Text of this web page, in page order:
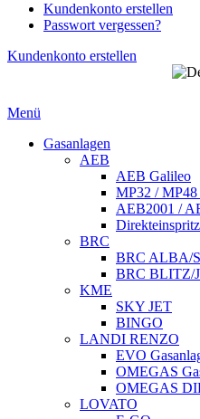
Kundenkonto erstellen
Passwort vergessen?
Kundenkonto erstellen
Menü
Gasanlagen
AEB
AEB Galileo
MP32 /
AEB2001 /
BRC
BRC ALBA/
BRC BLITZ/
KME
SKY JET
BINGO
LANDI RENZO
EVO
OMEGAS
OMEGAS
LOVATO